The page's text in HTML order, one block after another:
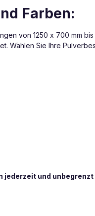
Farben:
von 1250 x 700 mm
Wählen Sie Ihre
jederzeit und